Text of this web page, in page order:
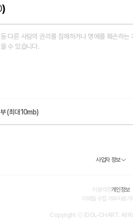
)
(최대10mb)
사업자 정보
이용약관개인정보
이메일 수집 거부이용가
Copyright ⓒ IDOL-CHART. All